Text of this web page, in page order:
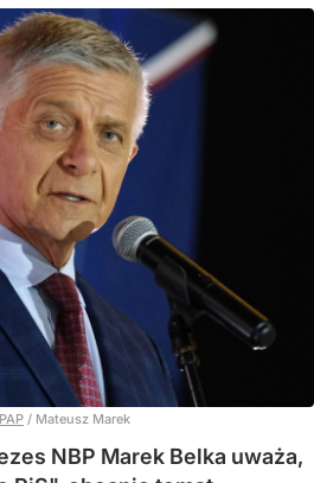
PAP / Mateusz Marek
NBP Marek Belka uważa,